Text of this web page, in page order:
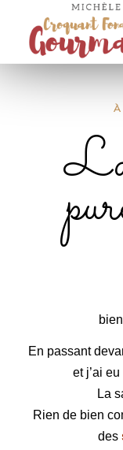
À
En passant
et j’ai
La
Rien de bien
des